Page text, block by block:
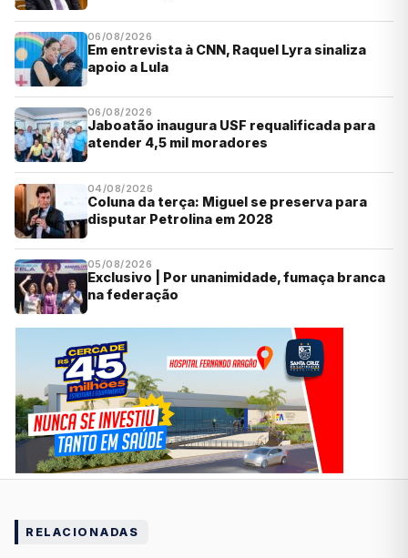
06/08/2026
Em entrevista à CNN, Raquel Lyra sinaliza
apoio a Lula
06/08/2026
Jaboatão inaugura USF requalificada para
atender 4,5 mil moradores
04/08/2026
Coluna da terça: Miguel se preserva para
disputar Petrolina em 2028
05/08/2026
Exclusivo | Por unanimidade, fumaça branca
na federação
RELACIONADAS